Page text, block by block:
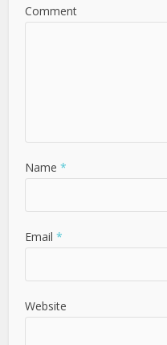
Comment
Name *
Email *
Website